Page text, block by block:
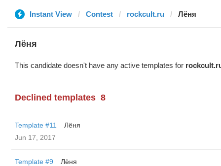
Instant View Contest rockcult.ru Лёня
Лёня
This candidate doesn't have any active templates for
Declined templates 8
Template #11
Лёня
Jun 17, 2017
Template #9
Лёня